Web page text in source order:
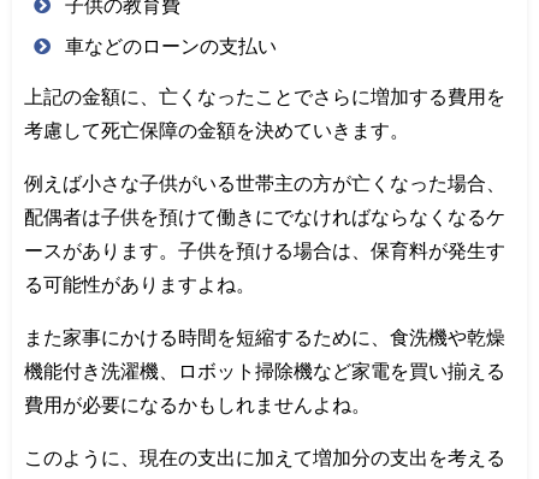
子供の教育費
車などのローンの支払い
上記の金額に、亡くなったことでさらに増加する費用を
考慮して死亡保障の金額を決めていきます。
例えば小さな子供がいる世帯主の方が亡くなった場合、
配偶者は子供を預けて働きにでなければならなくなるケ
ースがあります。子供を預ける場合は、保育料が発生す
る可能性がありますよね。
また家事にかける時間を短縮するために、食洗機や乾燥
機能付き洗濯機、ロボット掃除機など家電を買い揃える
費用が必要になるかもしれませんよね。
このように、現在の支出に加えて増加分の支出を考える